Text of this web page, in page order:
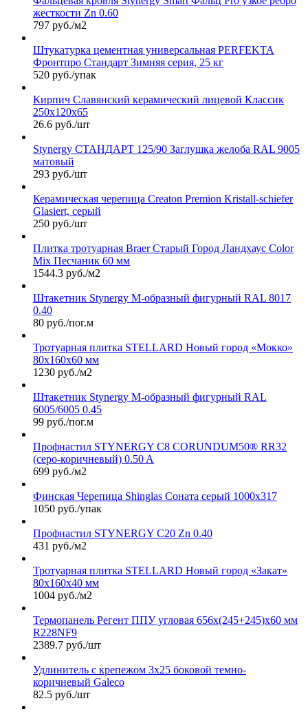
жесткости Zn 0.60
797 руб./м2
Штукатурка цементная универсальная PERFEKTA
Фронтпро Стандарт Зимняя серия, 25 кг
520 руб./упак
Кирпич Славянский керамический лицевой Классик
250х120х65
26.6 руб./шт
Stynergy СТАНДАРТ 125/90 Заглушка желоба RAL 9005
матовый
293 руб./шт
Керамическая черепица Сreaton Premion Kristall-schiefer
Glasiert, серый
250 руб./шт
Плитка тротуарная Braer Старый Город Ландхаус Color
Mix Песчаник 60 мм
1544.3 руб./м2
Штакетник Stynergy М-образный фигурный RAL 8017
0.40
80 руб./пог.м
Тротуарная плитка STELLARD Новый город «Мокко»
80х160х60 мм
1230 руб./м2
Штакетник Stynergy М-образный фигурный RAL
6005/6005 0.45
99 руб./пог.м
Профнастил STYNERGY С8 CORUNDUM50® RR32
(серо-коричневый) 0.50 A
699 руб./м2
Финская Черепица Shinglas Соната серый 1000х317
1050 руб./упак
Профнастил STYNERGY С20 Zn 0.40
431 руб./м2
Тротуарная плитка STELLARD Новый город «Закат»
80х160х40 мм
1004 руб./м2
Термопанель Регент ППУ угловая 656х(245+245)х60 мм
R228NF9
2389.7 руб./шт
Удлинитель с крепежом 3х25 боковой темно-
коричневый Galeco
82.5 руб./шт